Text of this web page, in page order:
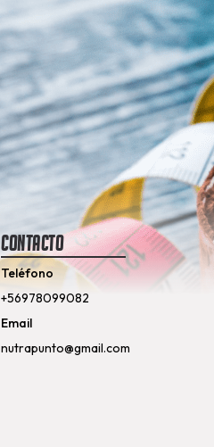
Contacto
Teléfono
+56978099082
Email
nutrapunto@gmail.com